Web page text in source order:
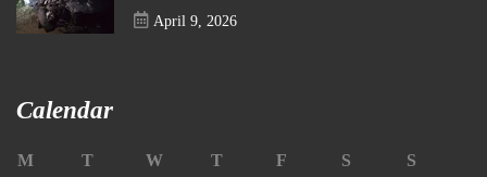
April 9, 2026
Calendar
M T W T F S
S